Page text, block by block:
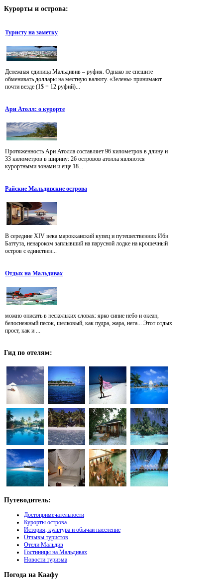
Курорты и острова:
Туристу на заметку
Денежная единица Мальдивив – руфия. Однако не спешите
обменивать доллары на местную валюту. «Зелень» принимают
почти везде (1$ = 12 руфий)...
Ари Атолл: о курорте
Протяженность Ари Атолла составляет 96 километров в длину и
33 километров в ширину: 26 островов атолла являются
курортными зонами и еще 18...
Райские Мальдивские острова
В середине XIV века марокканский купец и путешественник Ибн
Баттута, ненароком заплывший на парусной лодке на крошечный
остров с единствен...
Отдых на Мальдивах
можно описать в нескольких словах: ярко синие небо и океан,
белоснежный песок, шелковый, как пудра, жара, нега... Этот отдых
прост, как и ...
Гид по отелям:
Путеводитель:
Достопримечательности
Курорты острова
История, культура и обычаи население
Отзывы туристов
Отели Мальдив
Гостиницы на Мальдивах
Новости туризма
Погода на Каафу